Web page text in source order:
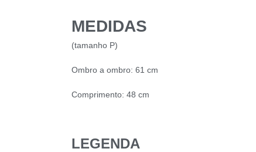
MEDIDAS
(tamanho P)
Ombro a ombro: 61 cm
Comprimento: 48 cm
LEGENDA